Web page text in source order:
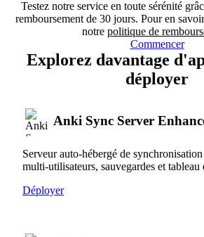
Testez notre service en toute sérénité
remboursement de 30 jours. Pour en
notre politique de
Commencer
Explorez davantage
déployer
Anki Sync Server
Serveur auto-hébergé de
multi-utilisateurs, sauvegardes et
Déployer